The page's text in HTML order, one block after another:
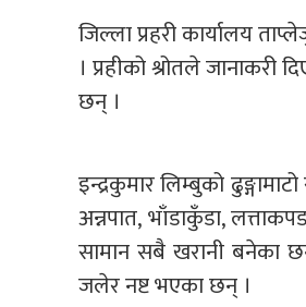
जिल्ला प्रहरी कार्यालय
। प्रहीको श्रोतले
छन् ।
इन्द्रकुमार लिम्बुको
अन्नपात, भाँडाकुँडा,
सामान सबै खरानी बनेका
जलेर नष्ट भएका छन् ।